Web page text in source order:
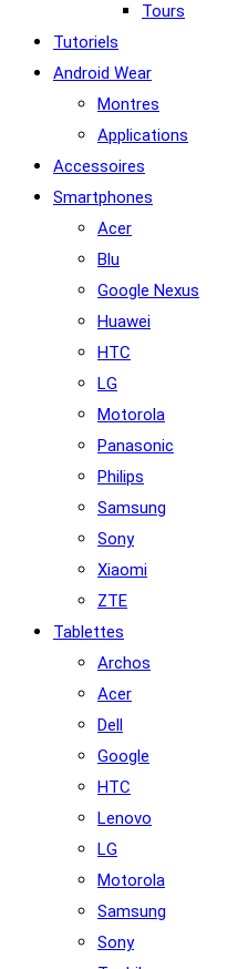
Tours
Tutoriels
Android Wear
Montres
Applications
Accessoires
Smartphones
Acer
Blu
Google Nexus
Huawei
HTC
LG
Motorola
Panasonic
Philips
Samsung
Sony
Xiaomi
ZTE
Tablettes
Archos
Acer
Dell
Google
HTC
Lenovo
LG
Motorola
Samsung
Sony